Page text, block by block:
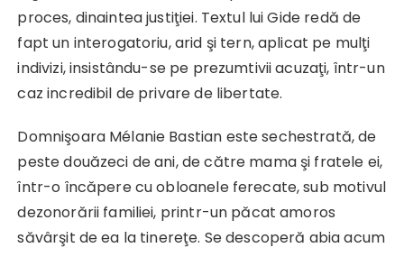
proces, dinaintea justiţiei. Textul lui Gide redă de
fapt un interogatoriu, arid şi tern, aplicat pe mulţi
indivizi, insistându-se pe prezumtivii acuzaţi, într-un
caz incredibil de privare de libertate.
Domnişoara Mélanie Bastian este sechestrată, de
peste douăzeci de ani, de către mama şi fratele ei,
într-o încăpere cu obloanele ferecate, sub motivul
dezonorării familiei, printr-un păcat amoros
săvârşit de ea la tinereţe. Se descoperă abia acum